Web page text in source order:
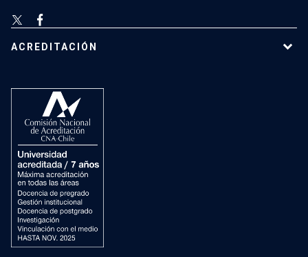
ACREDITACIÓN